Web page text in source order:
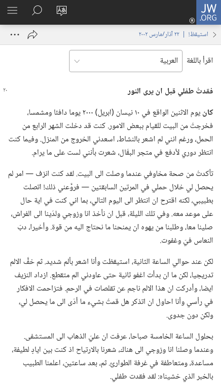
JW.ORG
تغيير
الموقع
تسجيل
الدخول
نافذة
البحث
في
JW.‎ORG
استيقظ‏!‏ | ‏‎٢٢‏ ‏‎آذار/مارس‏ ‎٢٠٠٢
اقرأ باللغة
فقدتُ طفلي قبل ان يرى النور
كان
يوم الاثنين الواقع في ١٠ نيسان (‏ابريل)‏ ٢٠٠٠ يوما دافئا ومشمسا،‏
فخرجتُ من البيت للقيام ببعض الامور.‏ كنت قد دخلت الشهر الرابع من
الحمل،‏ ورغم انني لم اشعر بالنشاط،‏ اسعدني الخروج من المنزل.‏ وفيما كنت
انتظر دوري لأدفع في متجر البقّال،‏ شعرت بأنني لست على ما يرام.‏
تأكدتُ من صحة مخاوفي عندما وصلت الى البيت.‏ لقد كنت انزف —‏ امر لم
يحصل لي خلال حملي في المرتين السابقتين —‏ فروَّعني ذلك!‏ اتصلت
بطبيبي،‏ لكنه اقترح ان انتظر الى اليوم التالي،‏ بما اني كنت في اية حال
على موعد معه.‏ وفي تلك الليلة،‏ قبل ان نأخذ انا وزوجي ولدَينا الى الفراش،‏
صلينا معا،‏ وطلبنا من يهوه ان يمنحنا ما نحتاج اليه من قوة.‏ وأخيرا،‏ دبّ
النعاس فيّ وغفوت.‏
لكن عند حوالي الساعة الثانية،‏ استيقظت وأنا اشعر بألم شديد.‏ ثم خفَّ الالم
تدريجيا،‏ لكن ما ان بدأت اغفو ثانية حتى عاودني الم متقطع.‏ ازداد النزيف
ايضا،‏ وأدركت ان هذا الالم ناجم عن تقلصات في الرحم.‏ فتزاحمت الافكار
في رأسي وأنا احاول ان اتذكر هل قمتُ بشيء ما أدّى الى ما يحصل لي،‏
ولكن دون جدوى.‏
بحلول الساعة الخامسة صباحا،‏ عرفت ان عليّ الذهاب الى المستشفى.‏
وعندما وصلنا انا وزوجي الى هناك،‏ شعرنا بالارتياح اذ كنت بين ايادٍ لطيفة،‏
مساعدة،‏ ومتعاطفة في غرفة الطوارئ.‏ ثم،‏ بعد ساعتين،‏ اعلمنا الطبيب
بالخبر الذي خشيناه:‏ لقد فقدت طفلي.‏